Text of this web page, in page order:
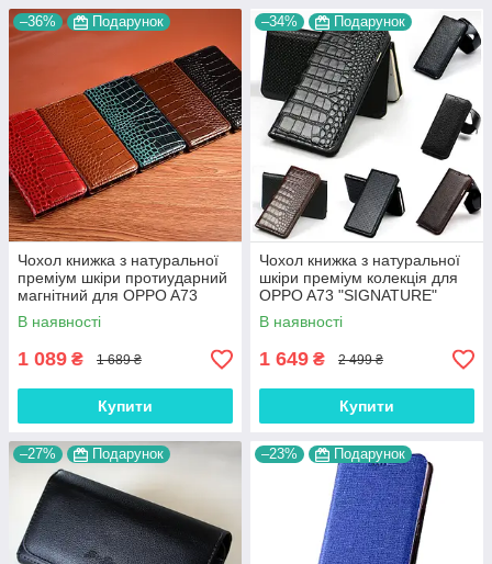
–36% Подарунок
Чохол книжка з натуральної
преміум шкіри протиударний
магнітний для OPPO A73
"CROCODILE"
В наявності
1 089 ₴ 1 689 ₴
Купити
–34% Подарунок
Чохол книжка з натуральної
шкіри преміум колекція для
OPPO A73 "SIGNATURE"
В наявності
1 649 ₴ 2 499 ₴
Купити
–27% Подарунок –23% Подарунок